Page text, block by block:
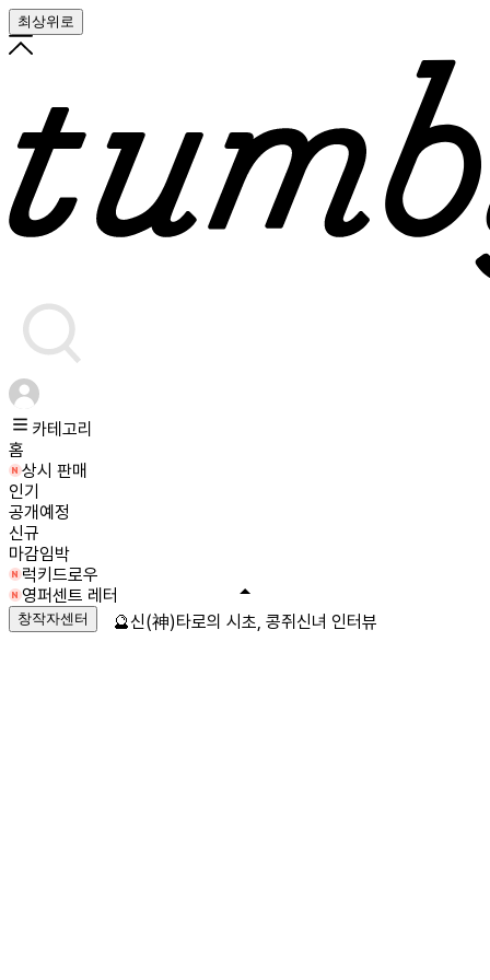
최상위로
카테고리
홈
상시 판매
인기
공개예정
신규
마감임박
럭키드로우
영퍼센트 레터
창작자센터 🔮신(神)타로의 시초, 콩쥐신녀 인터뷰